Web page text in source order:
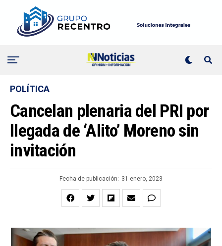
POLÍTICA
Cancelan plenaria del PRI por
llegada de ‘Alito’ Moreno sin
invitación
Fecha de publicación: 31 enero, 2023